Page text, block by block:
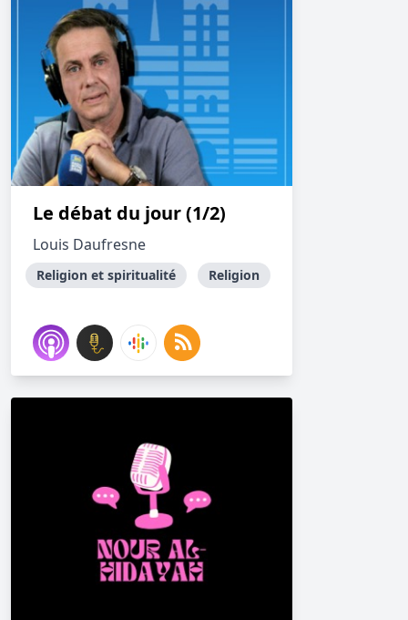
Le débat du jour (1/2)
Louis Daufresne
Religion et spiritualité Religion